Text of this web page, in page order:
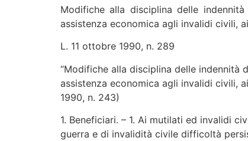
Modifiche alla disciplina delle
assistenza economica agli invalidi civili,
L. 11 ottobre 1990, n. 289
“Modifiche alla disciplina delle indennità
assistenza economica agli invalidi civili,
1990, n. 243)
1. Beneficiari. – 1. Ai mutilati ed invalidi
guerra e di invalidità civile difficoltà